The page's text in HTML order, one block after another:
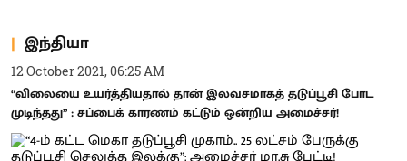
இந்தியா
12 October 2021, 06:25 AM
“விலையை உயர்த்தியதால் தான் இலவசமாகத் தடுப்பூசி போட
முடிந்தது” : சப்பைக் காரணம் கட்டும் ஒன்றிய அமைச்சர்!